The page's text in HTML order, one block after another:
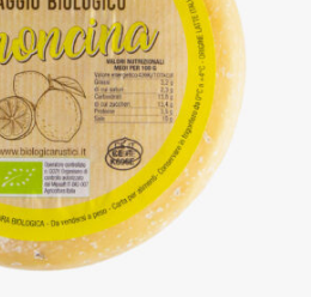
DETTAGLI